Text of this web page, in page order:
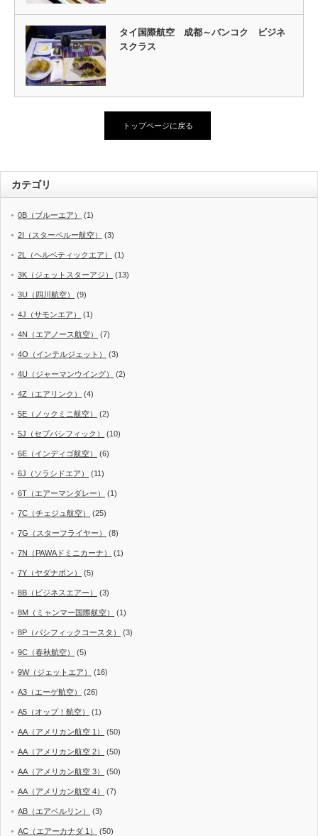
タイ国際航空 成都～バンコク ビジネ
スクラス
トップページに戻る
カテゴリ
0B（ブルーエア） (1)
2I（スターペルー航空） (3)
2L（ヘルベティックエア） (1)
3K（ジェットスターアジ） (13)
3U（四川航空） (9)
4J（サモンエア） (1)
4N（エアノース航空） (7)
4O（インテルジェット） (3)
4U（ジャーマンウイング） (2)
4Z（エアリンク） (4)
5E（ノックミニ航空） (2)
5J（セブパシフィック） (10)
6E（インディゴ航空） (6)
6J（ソラシドエア） (11)
6T（エアーマンダレー） (1)
7C（チェジュ航空） (25)
7G（スターフライヤー） (8)
7N（PAWAドミニカーナ） (1)
7Y（ヤダナポン） (5)
8B（ビジネスエアー） (3)
8M（ミャンマー国際航空） (1)
8P（パシフィックコースタ） (3)
9C（春秋航空） (5)
9W（ジェットエア） (16)
A3（エーゲ航空） (26)
A5（オップ！航空） (1)
AA（アメリカン航空 1） (50)
AA（アメリカン航空 2） (50)
AA（アメリカン航空 3） (50)
AA（アメリカン航空 4） (7)
AB（エアベルリン） (3)
AC（エアーカナダ 1） (50)